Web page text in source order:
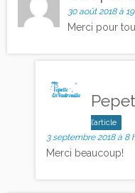
30 août 2018 à
Merci pour
l’article
3 septembre 2018 à 8
Merci beaucoup!